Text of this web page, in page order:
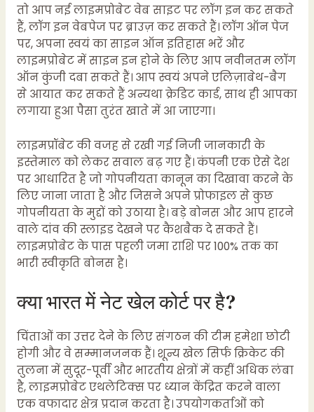
तो आप नई लाइमप्रोबेट वेब साइट पर लॉग इन कर सकते
हैं, लॉग इन वेबपेज पर ब्राउज़ कर सकते हैं। लॉग ऑन पेज
पर, अपना स्वयं का साइन ऑन इतिहास भरें और
लाइमप्रोबेट में साइन इन होने के लिए आप नवीनतम लॉग
ऑन कुंजी दबा सकते हैं। आप स्वयं अपने एलिज़ाबेथ-बैग
से आयात कर सकते हैं अन्यथा क्रेडिट कार्ड, साथ ही आपका
लगाया हुआ पैसा तुरंत खाते में आ जाएगा।
लाइमप्रॉबेट की वजह से रखी गई निजी जानकारी के
इस्तेमाल को लेकर सवाल बढ़ गए हैं। कंपनी एक ऐसे देश
पर आधारित है जो गोपनीयता कानून का दिखावा करने के
लिए जाना जाता है और जिसने अपने प्रोफाइल से कुछ
गोपनीयता के मुद्दों को उठाया है। बड़े बोनस और आप हारने
वाले दांव की स्लाइड देखने पर कैशबैक दे सकते हैं।
लाइमप्रोबेट के पास पहली जमा राशि पर 100% तक का
भारी स्वीकृति बोनस है।
क्या भारत में नेट खेल कोर्ट पर है?
चिंताओं का उत्तर देने के लिए संगठन की टीम हमेशा छोटी
होगी और वे सम्मानजनक हैं। शून्य खेल सिर्फ क्रिकेट की
तुलना में सुदूर-पूर्वी और भारतीय क्षेत्रों में कहीं अधिक लंबा
है, लाइमप्रोबेट एथलेटिक्स पर ध्यान केंद्रित करने वाला
एक वफादार क्षेत्र प्रदान करता है। उपयोगकर्ताओं को